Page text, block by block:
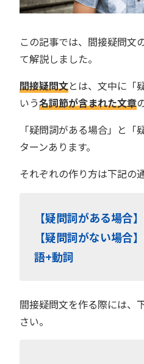
この記事では、間接疑問文
て解説しました。
間接疑問文とは、文中に「
いう名詞節が含まれた文章
「疑問詞がある場合」と
ターンあります。
それぞれの作り方は下記の
【疑問詞がある場合
【疑問詞がない場
語+動詞
間接疑問文を作る際には、
さい。